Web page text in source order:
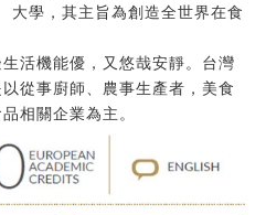
大學，其主旨為創造全世界在食
活機能優，又悠哉安靜。台灣
從事廚師、農事生產者，美食
相關企業為主。